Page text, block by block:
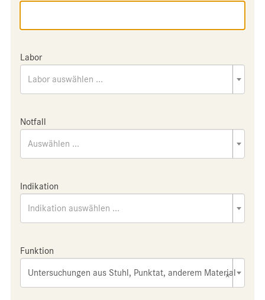
Labor
Labor auswählen ...
Notfall
Auswählen ...
Indikation
Indikation auswählen ...
Funktion
×
Untersuchungen aus Stuhl, Punktat, anderem Material